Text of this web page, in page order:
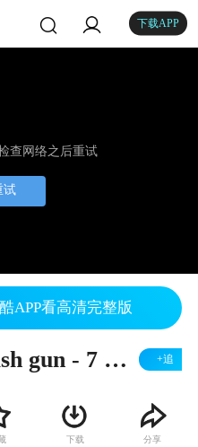
下载APP
查网络之后重试
试
APP看高清完整版
Fire dove pan 3 flash gun - 7 Magic Inc +追
下载 分享